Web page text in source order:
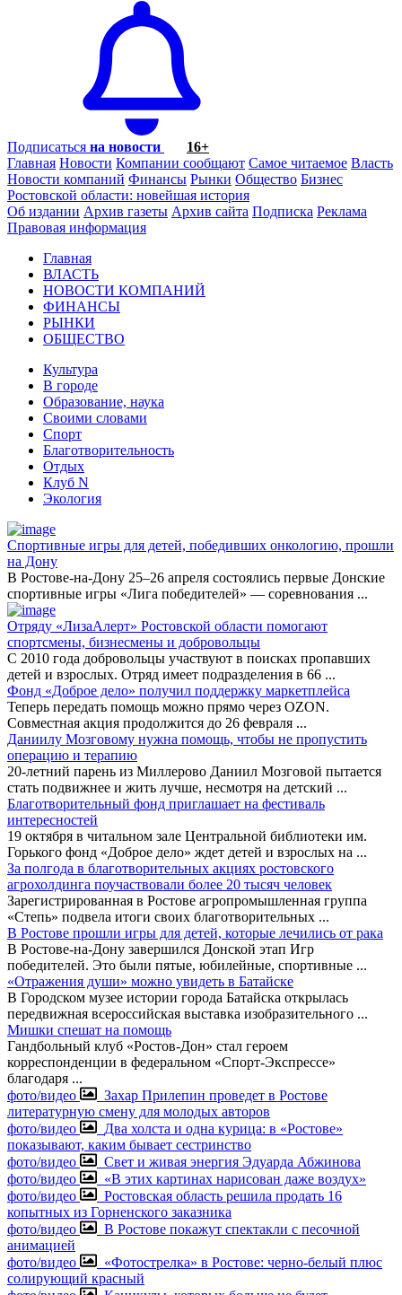
Подписаться на новости
16+
Главная Новости Компании сообщают Самое читаемое Власть
Новости компаний Финансы Рынки Общество Бизнес
Ростовской области: новейшая история
Об издании Архив газеты Архив сайта Подписка Реклама
Правовая информация
Главная
ВЛАСТЬ
НОВОСТИ КОМПАНИЙ
ФИНАНСЫ
РЫНКИ
ОБЩЕСТВО
Культура
В городе
Образование, наука
Своими словами
Спорт
Благотворительность
Отдых
Клуб N
Экология
Спортивные игры для детей, победивших онкологию, прошли
на Дону
В Ростове-на-Дону 25–26 апреля состоялись первые Донские
спортивные игры «Лига победителей» — соревнования ...
Отряду «ЛизаАлерт» Ростовской области помогают
спортсмены, бизнесмены и добровольцы
С 2010 года добровольцы участвуют в поисках пропавших
детей и взрослых. Отряд имеет подразделения в 66 ...
Фонд «Доброе дело» получил поддержку маркетплейса
Теперь передать помощь можно прямо через OZON.
Совместная акция продолжится до 26 февраля ...
Даниилу Мозговому нужна помощь, чтобы не пропустить
операцию и терапию
20-летний парень из Миллерово Даниил Мозговой пытается
стать подвижнее и жить лучше, несмотря на детский ...
Благотворительный фонд приглашает на фестиваль
интересностей
19 октября в читальном зале Центральной библиотеки им.
Горького фонд «Доброе дело» ждет детей и взрослых на ...
За полгода в благотворительных акциях ростовского
агрохолдинга поучаствовали более 20 тысяч человек
Зарегистрированная в Ростове агропромышленная группа
«Степь» подвела итоги своих благотворительных ...
В Ростове прошли игры для детей, которые лечились от рака
В Ростове-на-Дону завершился Донской этап Игр
победителей. Это были пятые, юбилейные, спортивные ...
«Отражения души» можно увидеть в Батайске
В Городском музее истории города Батайска открылась
передвижная всероссийская выставка изобразительного ...
Мишки спешат на помощь
Гандбольный клуб «Ростов-Дон» стал героем
корреспонденции в федеральном «Спорт-Экспрессе»
благодаря ...
фото/видео
Захар Прилепин проведет в Ростове
литературную смену для молодых авторов
фото/видео
Два холста и одна курица: в «Ростове»
показывают, каким бывает сестринство
фото/видео
Свет и живая энергия Эдуарда Абжинова
фото/видео
«В этих картинах нарисован даже воздух»
фото/видео
Ростовская область решила продать 16
копытных из Горненского заказника
фото/видео
В Ростове покажут спектакли с песочной
анимацией
фото/видео
«Фотострелка» в Ростове: черно-белый плюс
солирующий красный